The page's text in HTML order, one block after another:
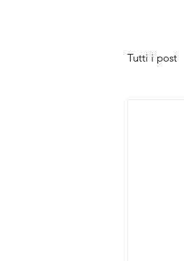
Tutti i post